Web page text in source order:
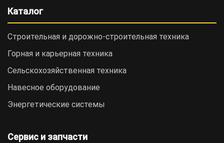
Каталог
Строительная и дорожно-cтроительная техника
Горная и карьерная техника
Сельскохозяйственная техника
Навесное оборудование
Энергетические системы
Сервис и запчасти